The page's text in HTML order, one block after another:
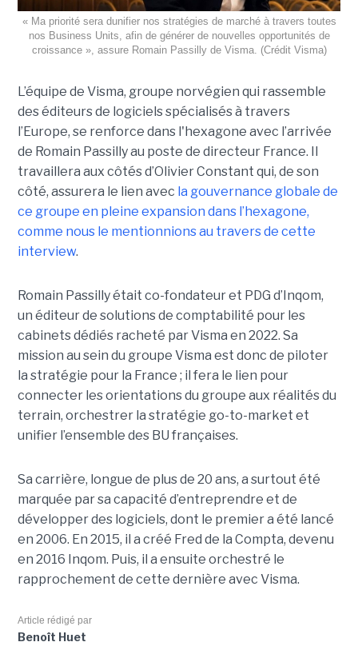
« Ma priorité sera dunifier nos stratégies de marché à travers toutes
nos Business Units, afin de générer de nouvelles opportunités de
croissance », assure Romain Passilly de Visma. (Crédit Visma)
L’équipe de Visma, groupe norvégien qui rassemble
des éditeurs de logiciels spécialisés à travers
l’Europe, se renforce dans l'hexagone avec l’arrivée
de Romain Passilly au poste de directeur France. Il
travaillera aux côtés d’Olivier Constant qui, de son
côté, assurera le lien avec la gouvernance globale de
ce groupe en pleine expansion dans l’hexagone,
comme nous le mentionnions au travers de cette
interview.
Romain Passilly était co-fondateur et PDG d’Inqom,
un éditeur de solutions de comptabilité pour les
cabinets dédiés racheté par Visma en 2022. Sa
mission au sein du groupe Visma est donc de piloter
la stratégie pour la France ; il fera le lien pour
connecter les orientations du groupe aux réalités du
terrain, orchestrer la stratégie go-to-market et
unifier l’ensemble des BU françaises.
Sa carrière, longue de plus de 20 ans, a surtout été
marquée par sa capacité d’entreprendre et de
développer des logiciels, dont le premier a été lancé
en 2006. En 2015, il a créé Fred de la Compta, devenu
en 2016 Inqom. Puis, il a ensuite orchestré le
rapprochement de cette dernière avec Visma.
Article rédigé par
Benoît Huet